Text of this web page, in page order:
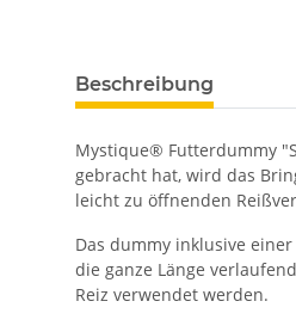
Beschreibung
Mystique® Futterdummy
gebracht hat, wird das
leicht zu öffnenden
Das dummy inklusive
die ganze Länge
Reiz verwendet werden.